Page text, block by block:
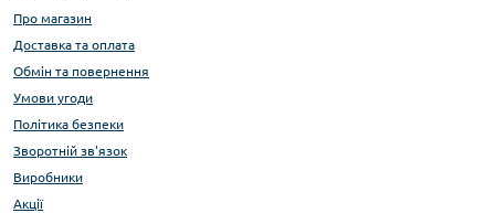
Про магазин
Доставка та оплата
Обмін та повернення
Умови угоди
Політика безпеки
Зворотній зв'язок
Виробники
Акції